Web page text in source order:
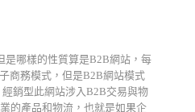
是哪樣的性質算是B2B網站，每
商務模式，但是B2B網站模式
銷型此網站涉入B2B交易與物
的產品和物流，也就是如果企